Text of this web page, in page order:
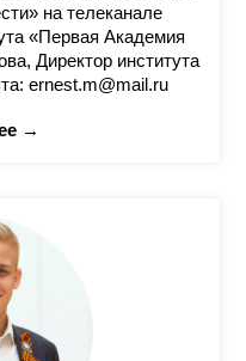
на телеканале
«Первая Академия
Директор института
ernest.m@mail.ru
→